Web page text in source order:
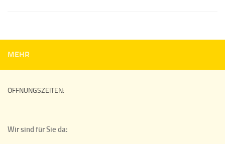
MEHR
ÖFFNUNGSZEITEN:
Wir sind für Sie da: